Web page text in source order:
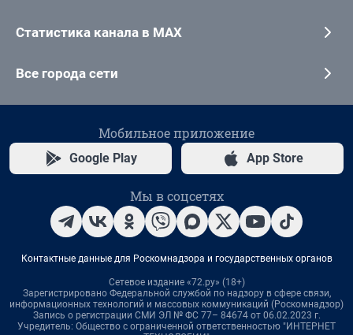
Статистика канала в MAX
Все города сети
Мобильное приложение
Google Play App Store
Мы в соцсетях
Контактные данные для Роскомнадзора и государственных органов
Сетевое издание «72.ру» (18+)
Зарегистрировано Федеральной службой по надзору в сфере связи,
информационных технологий и массовых коммуникаций (Роскомнадзор)
Запись о регистрации СМИ ЭЛ № ФС 77– 84674 от 06.02.2023 г.
Учредитель: Общество с ограниченной ответственностью "ИНТЕРНЕТ